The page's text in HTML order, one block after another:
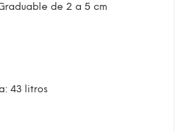
de 2 a 5 cm
43 litros